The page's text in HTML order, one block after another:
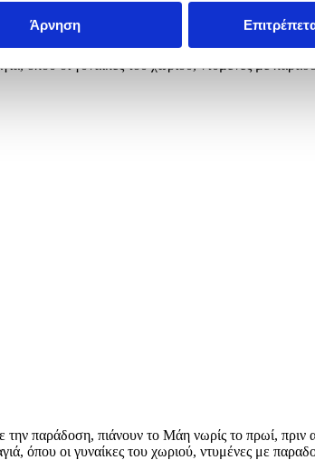
Άρνηση
παράδοση, πιάνουν το Μάη νωρίς το πρωί,
όπου οι γυναίκες του χωριού, ντυμένες με
παράδοση, πιάνουν το Μάη νωρίς το πρωί,
όπου οι γυναίκες του χωριού, ντυμένες με